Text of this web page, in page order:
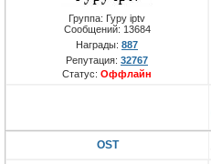
Группа: Гуру iptv
Сообщений: 13684
Награды: 887
Репутация: 32767
Статус: Оффлайн
OST